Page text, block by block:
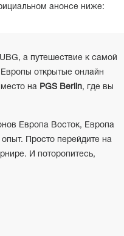
анонсе ниже:
а путешествие к самой
открытые онлайн
на PGS Berlin, где вы
Европа Восток, Европа
Просто перейдите на
И поторопитесь,